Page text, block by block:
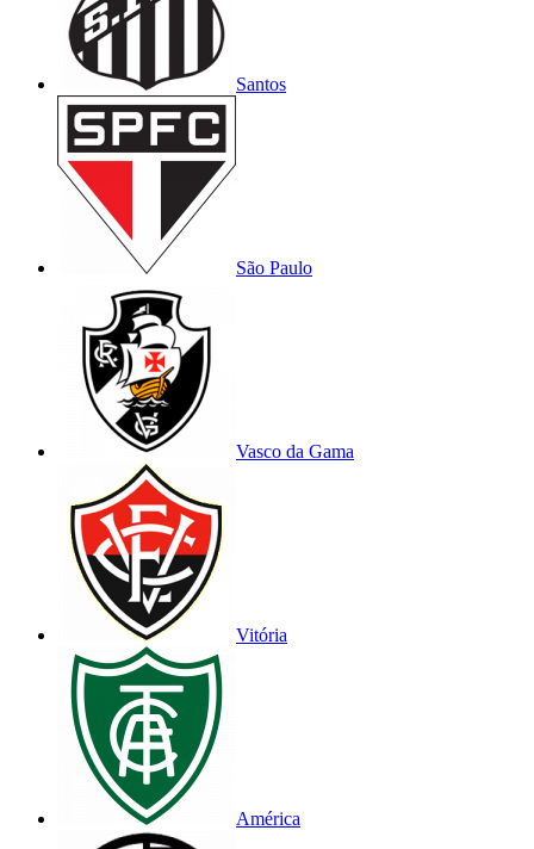
Santos
São Paulo
Vasco da Gama
Vitória
América